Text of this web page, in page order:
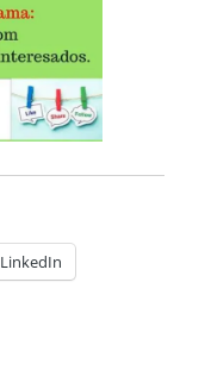
LinkedIn